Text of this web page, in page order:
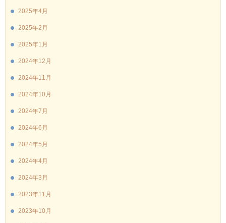
2025年4月
2025年2月
2025年1月
2024年12月
2024年11月
2024年10月
2024年7月
2024年6月
2024年5月
2024年4月
2024年3月
2023年11月
2023年10月